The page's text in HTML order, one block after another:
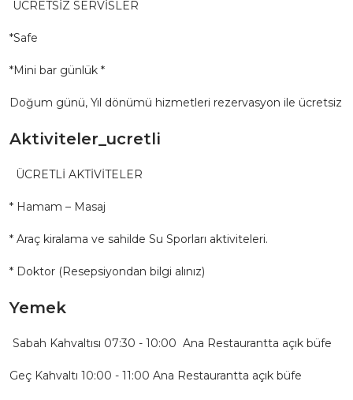
ÜCRETSİZ SERVİSLER
*Safe
*Mini bar günlük *
Doğum günü, Yıl dönümü hizmetleri rezervasyon ile ücretsiz
Aktiviteler_ucretli
ÜCRETLİ AKTİVİTELER
* Hamam – Masaj
* Araç kiralama ve sahilde Su Sporları aktiviteleri.
* Doktor (Resepsiyondan bilgi alınız)
Yemek
Sabah Kahvaltısı 07:30 - 10:00 Ana Restaurantta açık büfe
Geç Kahvaltı 10:00 - 11:00 Ana Restaurantta açık büfe